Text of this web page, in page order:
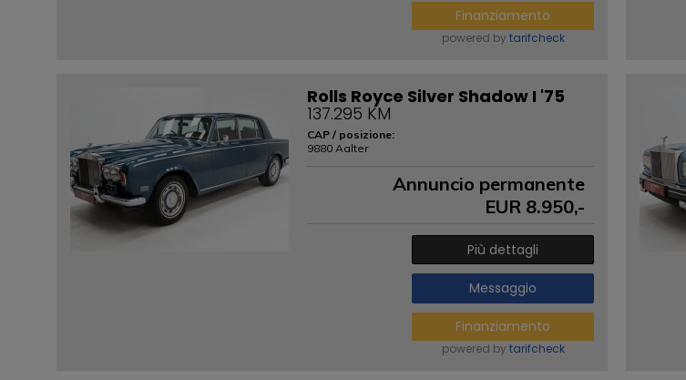
Finanziamento
powered by tarifcheck
Rolls Royce Silver Shadow I '75
137.295 KM
CAP / posizione:
9880 Aalter
Annuncio permanente
EUR 8.950,-
Più dettagli
Messaggio
Finanziamento
powered by tarifcheck